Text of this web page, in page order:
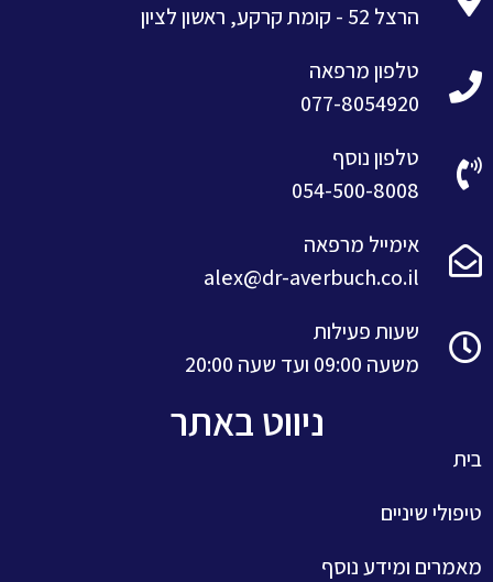
הרצל 52 - קומת קרקע, ראשון לציון
טלפון מרפאה
077-8054920
טלפון נוסף
054-500-8008
אימייל מרפאה
alex@dr-averbuch.co.il
שעות פעילות
משעה 09:00 ועד שעה 20:00
ניווט באתר
בית
טיפולי שיניים
מאמרים ומידע נוסף